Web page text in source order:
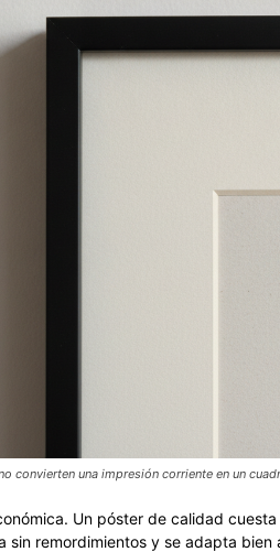
convierten una impresión corriente en un
Un póster de calidad
sin remordimientos y se adapta